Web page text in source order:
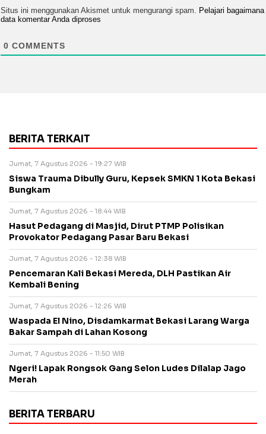
Situs ini menggunakan Akismet untuk mengurangi spam. Pelajari bagaimana
data komentar Anda diproses
0 COMMENTS
BERITA TERKAIT
Jumat, 7 Agustus 2026 - 19:27 WIB
Siswa Trauma Dibully Guru, Kepsek SMKN 1 Kota Bekasi
Bungkam
Jumat, 7 Agustus 2026 - 18:44 WIB
Hasut Pedagang di Masjid, Dirut PTMP Polisikan
Provokator Pedagang Pasar Baru Bekasi
Jumat, 7 Agustus 2026 - 12:38 WIB
Pencemaran Kali Bekasi Mereda, DLH Pastikan Air
Kembali Bening
Jumat, 7 Agustus 2026 - 12:26 WIB
Waspada El Nino, Disdamkarmat Bekasi Larang Warga
Bakar Sampah di Lahan Kosong
Jumat, 7 Agustus 2026 - 11:50 WIB
Ngeri! Lapak Rongsok Gang Selon Ludes Dilalap Jago
Merah
BERITA TERBARU